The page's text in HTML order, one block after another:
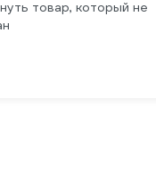
товар, который не